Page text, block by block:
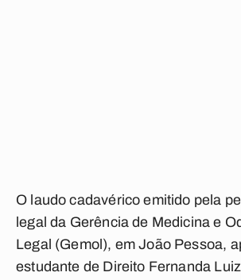
O laudo cadavérico emitido pela
legal da Gerência de Medicina e
Legal (Gemol), em João Pessoa,
estudante de Direito Fernanda